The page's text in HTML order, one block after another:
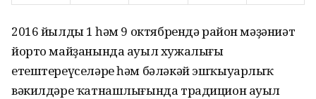
2016 йылдың 1 һәм 9 октябрендә район мәҙәниәт
йорто майҙанында ауыл хужалығы
етештереүселәре һәм бәләкәй эшҡыуарлыҡ
вәкилдәре ҡатнашлығында традицион ауыл